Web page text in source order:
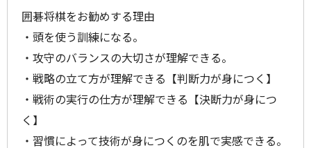
囲碁将棋をお勧めする理由
・頭を使う訓練になる。
・攻守のバランスの大切さが理解できる。
・戦略の立て方が理解できる【判断力が身につく】
・戦術の実行の仕方が理解できる【決断力が身につ
く】
・習慣によって技術が身につくのを肌で実感できる。